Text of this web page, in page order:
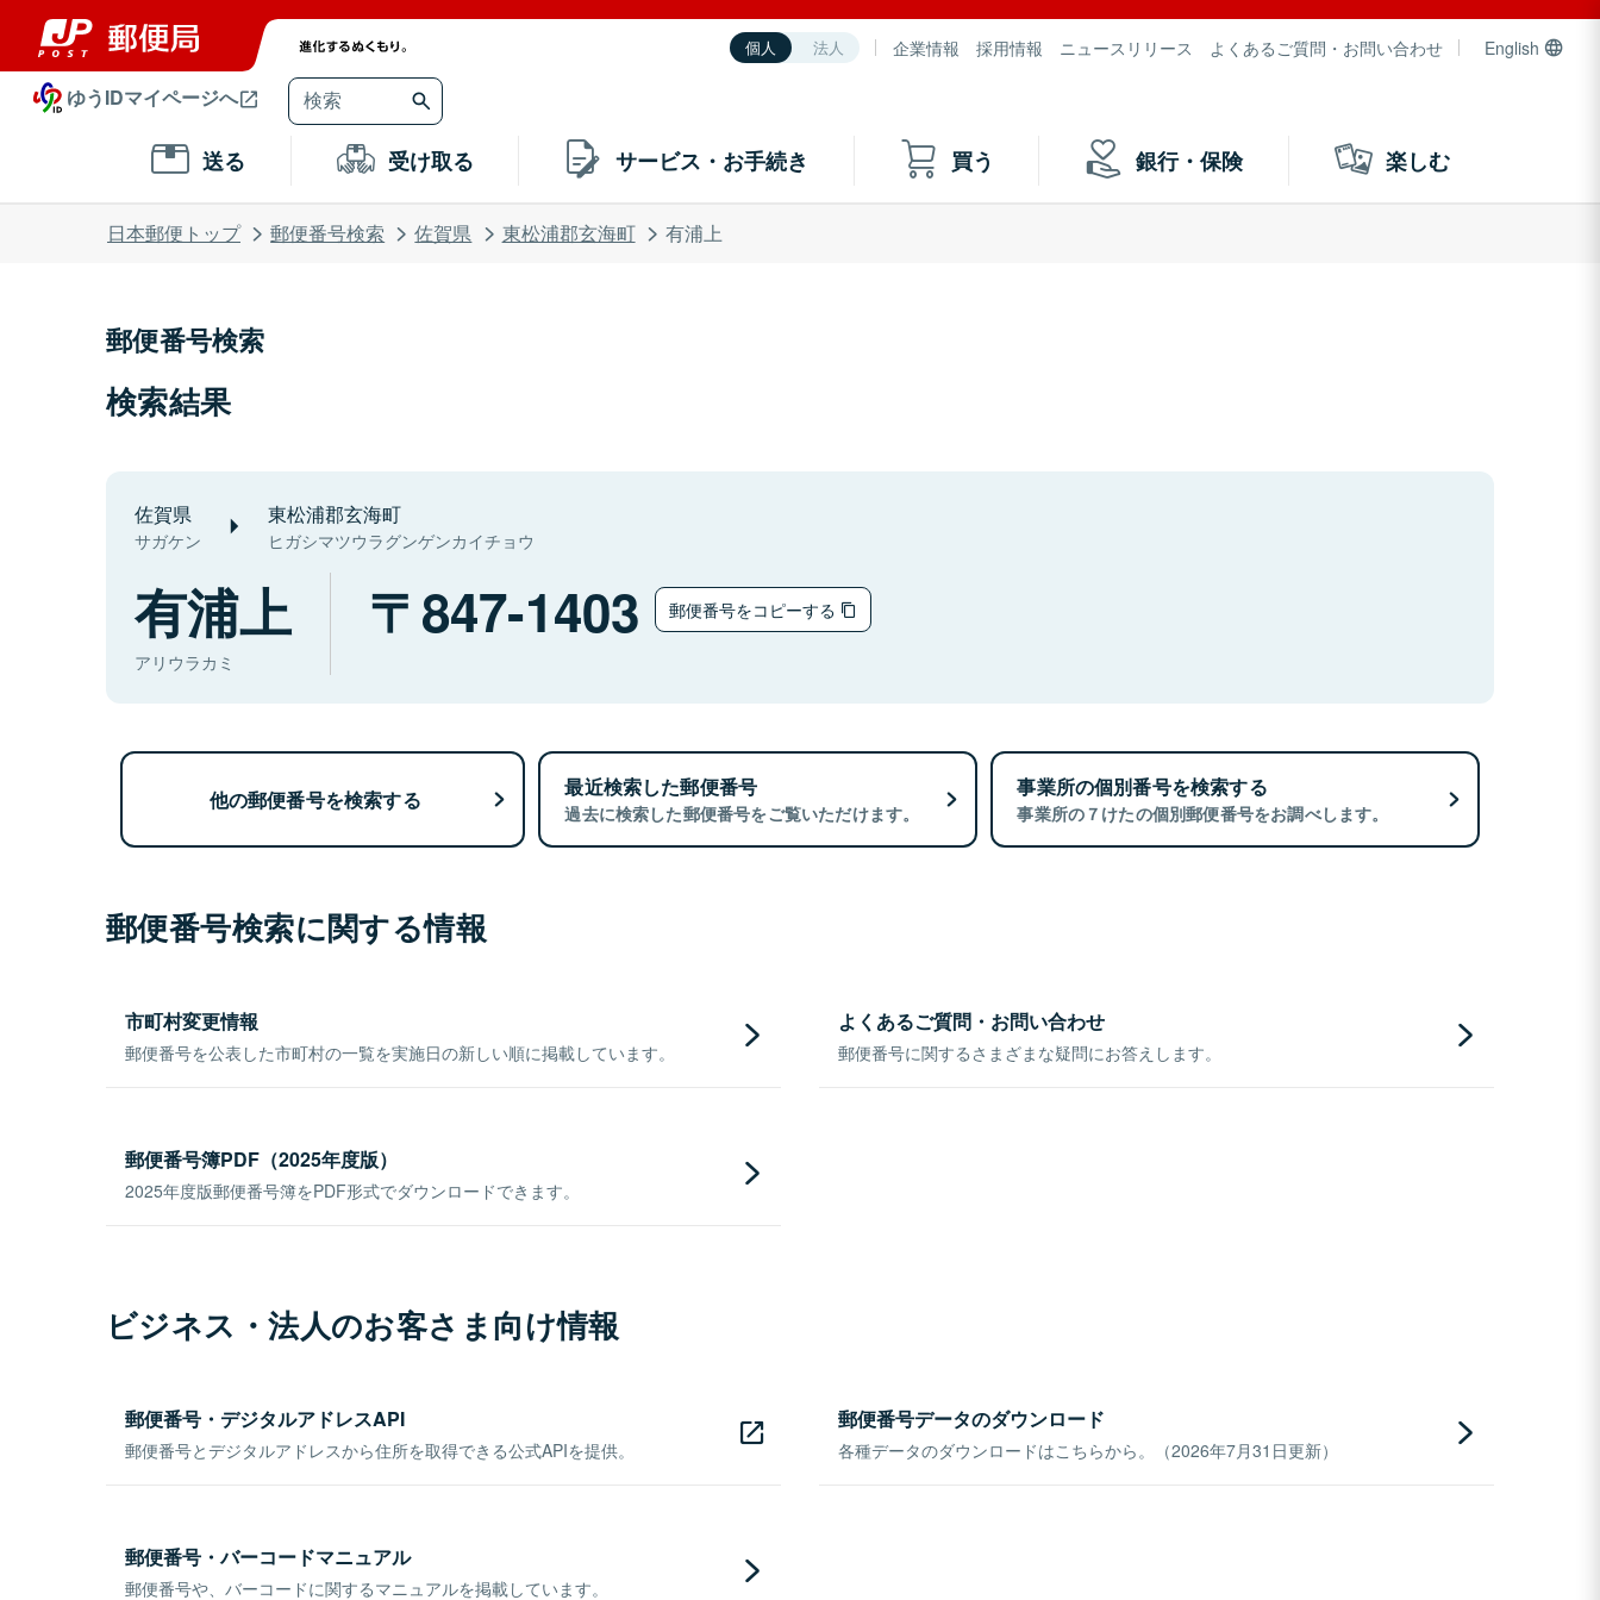
個人 法人 企業情報 採用情報 ニュースリリース よくあるご質問・お問い合わせ English
ゆうIDマイページへ
送る 受け取る サービス・お手続き 買う 銀行・保険 楽しむ
日本郵便トップ 郵便番号検索 佐賀県 東松浦郡玄海町 有浦上
郵便番号検索
検索結果
佐賀県
サガケン
東松浦郡玄海町
ヒガシマツウラグンゲンカイチョウ
有浦上
アリウラカミ
847-1403 郵便番号をコピーする
他の郵便番号を検索する 最近検索した郵便番号
過去に検索した郵便番号をご覧いただけます。
事業所の個別番号を検索する
事業所の７けたの個別郵便番号をお調べします。
郵便番号検索に関する情報
市町村変更情報
郵便番号を公表した市町村の一覧を実施日の新しい順に掲載しています。
よくあるご質問・お問い合わせ
郵便番号に関するさまざまな疑問にお答えします。
郵便番号簿PDF（2025年度版）
2025年度版郵便番号簿をPDF形式でダウンロードできます。
ビジネス・法人のお客さま向け情報
郵便番号・デジタルアドレスAPI
郵便番号とデジタルアドレスから住所を取得できる公式APIを提供。
郵便番号データのダウンロード
各種データのダウンロードはこちらから。（2026年7月31日更新）
郵便番号・バーコードマニュアル
郵便番号や、バーコードに関するマニュアルを掲載しています。